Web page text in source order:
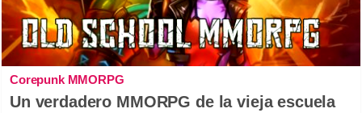
Corepunk MMORPG
Un verdadero MMORPG de la vieja escuela